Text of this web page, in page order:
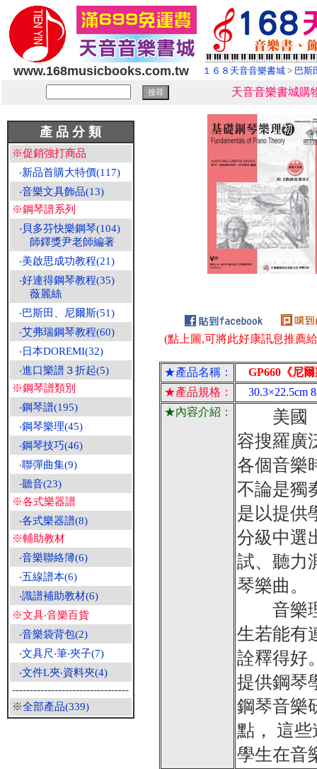
www.168musicbooks.com.tw １６８天音音樂書城 > 巴斯
天音音樂書城購
產 品 分 類
※促銷強打商品
‧新品首購大特價(117)
‧音樂文具飾品(13)
※鋼琴譜系列
‧ 貝多芬快樂鋼琴(104)
師鐸獎尹老師編著
‧美啟思成功教程(21)
‧好連得鋼琴教程(35)
薇麗絲
‧巴斯田、尼爾斯(51)
‧艾弗瑞鋼琴教程(60)
‧ 日本DOREMI(32)
‧進口樂譜３折起(5)
※鋼琴譜類別
‧鋼琴譜(195)
‧鋼琴樂理(45)
‧鋼琴技巧(46)
‧聯彈曲集(9)
‧聽音(23)
※各式樂器譜
‧各式樂器譜(8)
※輔助教材
‧音樂聯絡簿(6)
‧五線譜本(6)
‧識譜補助教材(6)
※文具‧音樂百貨
‧音樂袋背包(2)
‧文具尺‧筆‧夾子(7)
‧文件L夾‧資料夾(4)
---------------------------------
※全部產品(339)
(點上圖,可將此好康訊息推薦
★產品名稱：
GP660《尼爾
★產品規格：
30.3×22.5cm
★內容介紹：
美國「
容搜羅廣
各個音樂
不論是獨
是以提供
分級中選
試、聽力
琴樂曲。
音樂理
生若能有
詮釋得好
提供鋼琴
鋼琴音樂
點， 這
學生在音